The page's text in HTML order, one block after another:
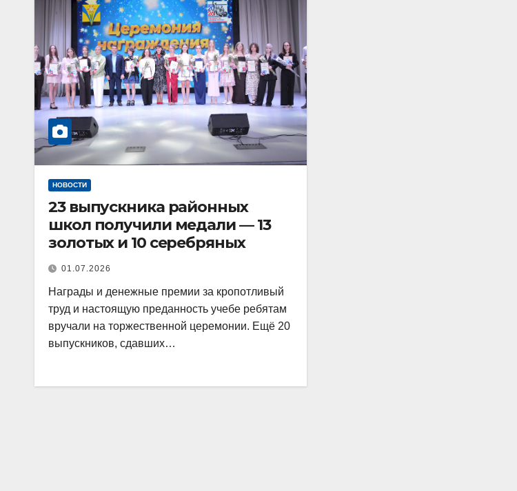
НОВОСТИ
23 выпускника районных
школ получили медали — 13
золотых и 10 серебряных
01.07.2026
Награды и денежные премии за кропотливый
труд и настоящую преданность учебе ребятам
вручали на торжественной церемонии. Ещё 20
выпускников, сдавших…